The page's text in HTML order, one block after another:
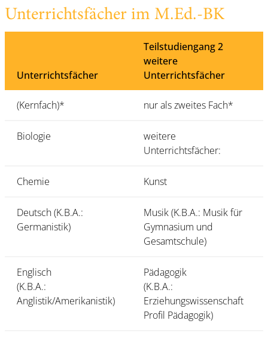
Unterrichtsfächer im M.Ed.-BK
Unterrichtsfächer
Teilstudiengang 2
weitere
Unterrichtsfächer
(Kernfach)* nur als zweites Fach*
Biologie
weitere
Unterrichtsfächer:
Chemie Kunst
Deutsch (K.B.A.:
Germanistik)
Musik (K.B.A.: Musik für
Gymnasium und
Gesamtschule)
Englisch
(K.B.A.:
Anglistik/Amerikanistik)
Pädagogik
(K.B.A.:
Erziehungswissenschaft
Profil Pädagogik)